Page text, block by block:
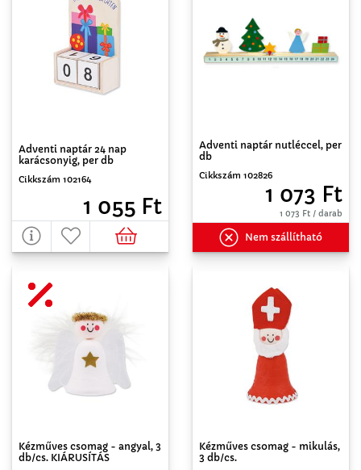
Adventi naptár 24 nap
karácsonyig, per db
Cikkszám 102164
1 055 Ft
Adventi naptár nutléccel, per
db
Cikkszám 102826
1 073 Ft
1 073 Ft / darab
Nem szállítható
Kézműves csomag - angyal, 3
db/cs. KIÁRUSÍTÁS
Kézműves csomag - mikulás,
3 db/cs.